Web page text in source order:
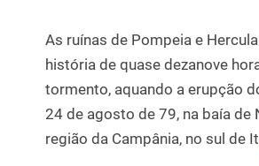
As ruínas de Pompeia e
história de quase dezanove
tormento, aquando a erupção
24 de agosto de 79, na baía de
região da Campânia, no sul de